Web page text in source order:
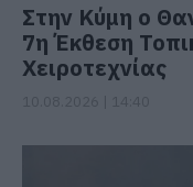
Στην Κύμη ο
7η Έκθεση
Χειροτεχνίας